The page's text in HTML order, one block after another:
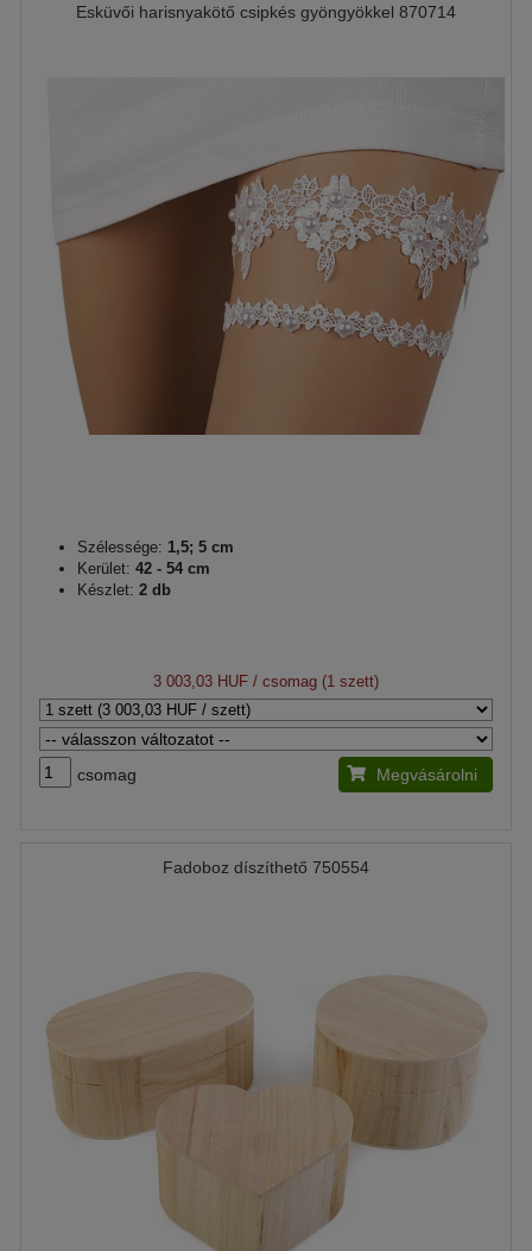
Esküvői harisnyakötő csipkés gyöngyökkel 870714
Szélessége: 1,5; 5 cm
Kerület: 42 - 54 cm
Készlet: 2 db
3 003,03 HUF / csomag (1 szett)
csomag Megvásárolni
Fadoboz díszíthető 750554